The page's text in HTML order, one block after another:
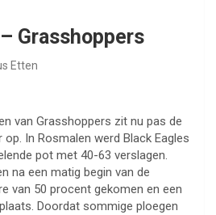
Grasshoppers
Etten
van Grasshoppers zit nu pas de
In Rosmalen werd Black Eagles
pot met 40-63 verslagen.
na een matig begin van de
van 50 procent gekomen en een
Doordat sommige ploegen